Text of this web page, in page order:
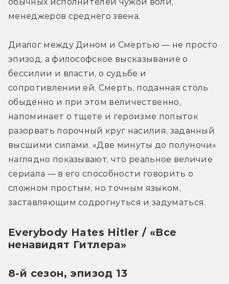
менеджеров среднего звена.
Диалог между Дином и Смертью — не просто
эпизод, а философское высказывание о
бессилии и власти, о судьбе и
сопротивлении ей. Смерть, поданная столь
обыденно и при этом величественно,
напоминает о тщете и героизме попыток
разорвать порочный круг насилия, заданный
высшими силами. «Две минуты до полуночи»
наглядно показывают, что реальное величие
сериала — в его способности говорить о
сложном простым, но точным языком,
заставляющим содрогнуться и задуматься.
Everybody Hates Hitler / «Все
ненавидят Гитлера»
8-й сезон, эпизод 13